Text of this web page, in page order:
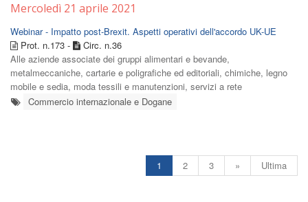
Mercoledì 21 aprile 2021
Webinar - Impatto post-Brexit. Aspetti operativi dell'accordo UK-UE
Prot. n.173 -
Circ. n.36
Alle aziende associate dei gruppi alimentari e bevande,
metalmeccaniche, cartarie e poligrafiche ed editoriali, chimiche, legno
mobile e sedia, moda tessili e manutenzioni, servizi a rete
Commercio internazionale e Dogane
1 2 3 » Ultima